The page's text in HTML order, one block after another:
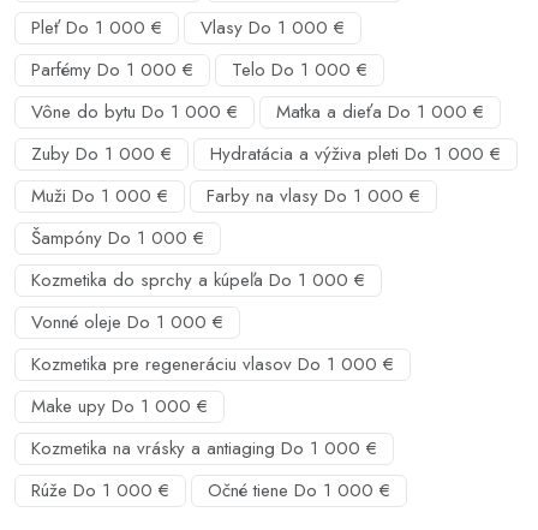
Pleť Do 1 000 €
Vlasy Do 1 000 €
Parfémy Do 1 000 €
Telo Do 1 000 €
Vône do bytu Do 1 000 €
Matka a dieťa Do 1 000 €
Zuby Do 1 000 €
Hydratácia a výživa pleti Do 1 000 €
Muži Do 1 000 €
Farby na vlasy Do 1 000 €
Šampóny Do 1 000 €
Kozmetika do sprchy a kúpeľa Do 1 000 €
Vonné oleje Do 1 000 €
Kozmetika pre regeneráciu vlasov Do 1 000 €
Make upy Do 1 000 €
Kozmetika na vrásky a antiaging Do 1 000 €
Rúže Do 1 000 €
Očné tiene Do 1 000 €